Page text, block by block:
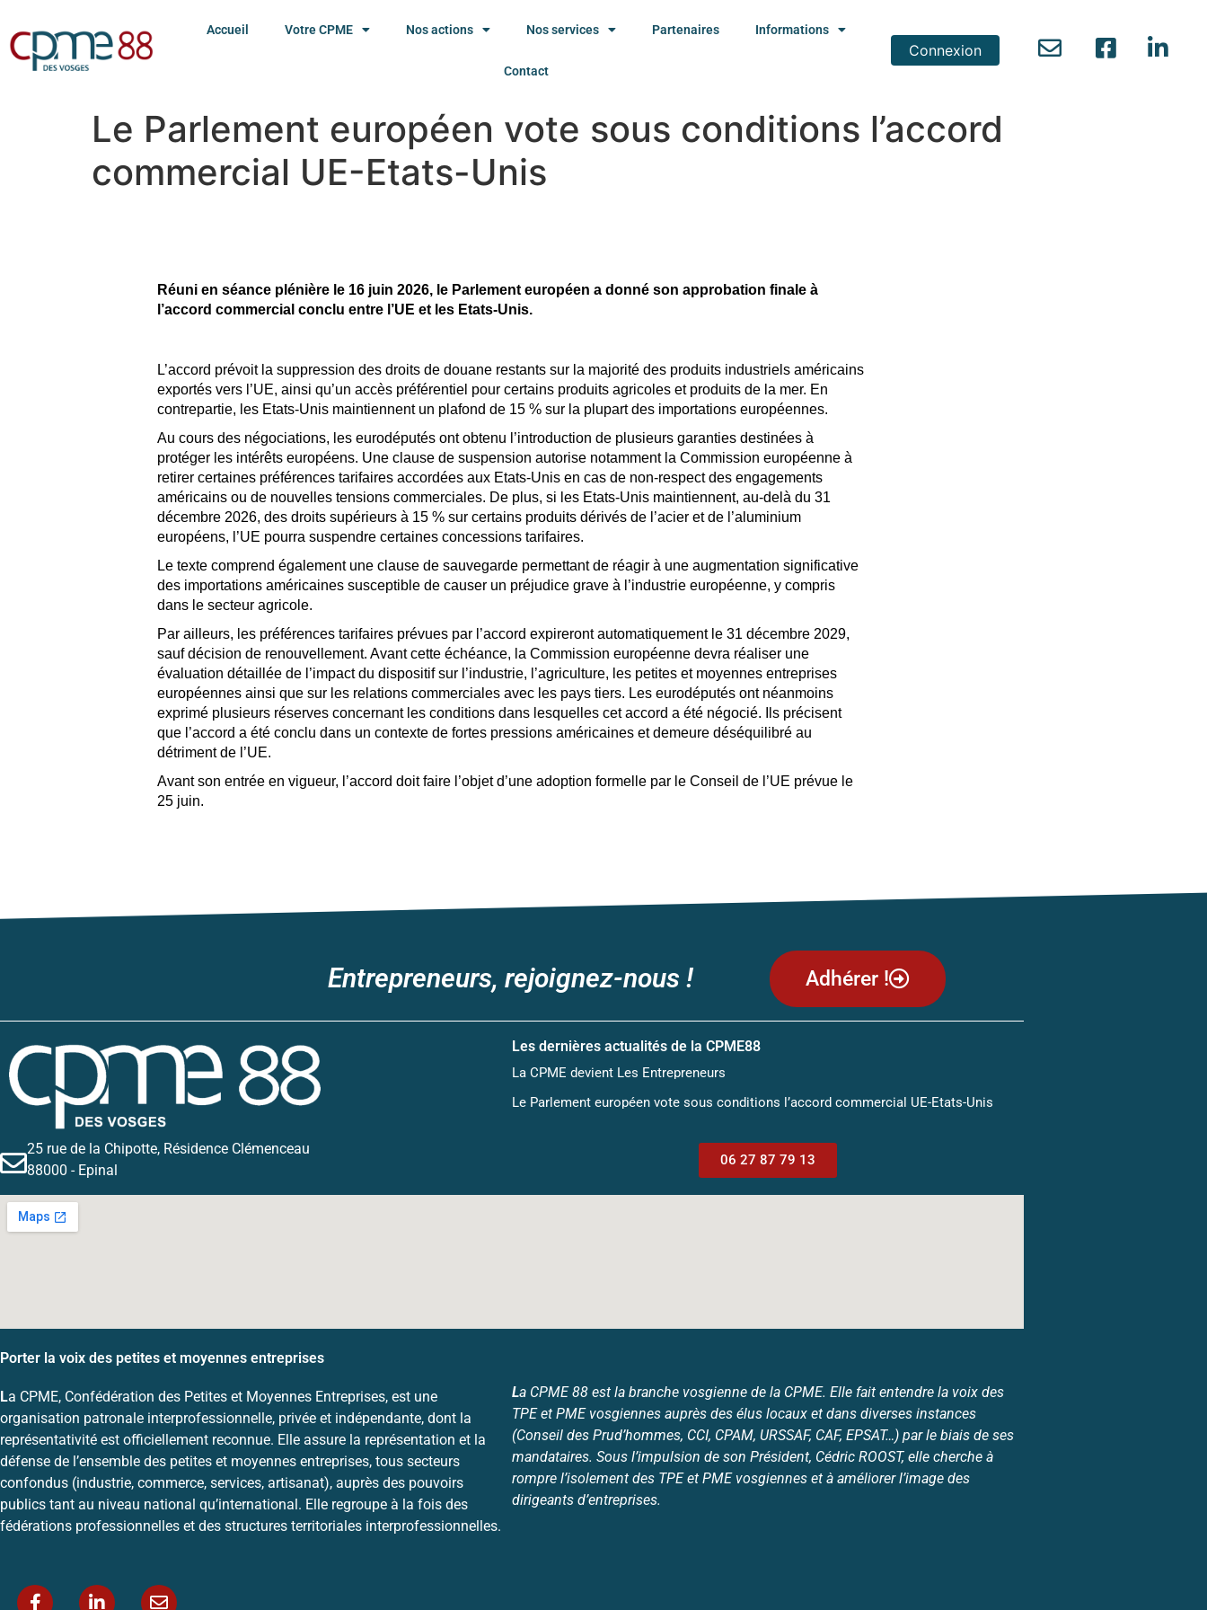
Accueil Votre CPME Nos actions Nos services Partenaires Informations
Contact
Connexion
Le Parlement européen vote sous conditions l’accord
commercial UE-Etats-Unis
Réuni en séance plénière le 16 juin 2026, le Parlement européen a donné son approbation finale à
l’accord commercial conclu entre l’UE et les Etats-Unis.
L’accord prévoit la suppression des droits de douane restants sur la majorité des produits industriels américains
exportés vers l’UE, ainsi qu’un accès préférentiel pour certains produits agricoles et produits de la mer. En
contrepartie, les Etats-Unis maintiennent un plafond de 15 % sur la plupart des importations européennes.
Au cours des négociations, les eurodéputés ont obtenu l’introduction de plusieurs garanties destinées à
protéger les intérêts européens. Une clause de suspension autorise notamment la Commission européenne à
retirer certaines préférences tarifaires accordées aux Etats-Unis en cas de non-respect des engagements
américains ou de nouvelles tensions commerciales. De plus, si les Etats-Unis maintiennent, au-delà du 31
décembre 2026, des droits supérieurs à 15 % sur certains produits dérivés de l’acier et de l’aluminium
européens, l’UE pourra suspendre certaines concessions tarifaires.
Le texte comprend également une clause de sauvegarde permettant de réagir à une augmentation significative
des importations américaines susceptible de causer un préjudice grave à l’industrie européenne, y compris
dans le secteur agricole.
Par ailleurs, les préférences tarifaires prévues par l’accord expireront automatiquement le 31 décembre 2029,
sauf décision de renouvellement. Avant cette échéance, la Commission européenne devra réaliser une
évaluation détaillée de l’impact du dispositif sur l’industrie, l’agriculture, les petites et moyennes entreprises
européennes ainsi que sur les relations commerciales avec les pays tiers. Les eurodéputés ont néanmoins
exprimé plusieurs réserves concernant les conditions dans lesquelles cet accord a été négocié. Ils précisent
que l’accord a été conclu dans un contexte de fortes pressions américaines et demeure déséquilibré au
détriment de l’UE.
Avant son entrée en vigueur, l’accord doit faire l’objet d’une adoption formelle par le Conseil de l’UE prévue le
25 juin.
Entrepreneurs, rejoignez-nous ! Adhérer !
Les dernières actualités de la CPME88
La CPME devient Les Entrepreneurs
Le Parlement européen vote sous conditions l’accord commercial UE-Etats-Unis
25 rue de la Chipotte, Résidence Clémenceau
88000 - Epinal
06 27 87 79 13
Porter la voix des petites et moyennes entreprises
La CPME, Confédération des Petites et Moyennes Entreprises, est une
organisation patronale interprofessionnelle, privée et indépendante, dont la
représentativité est officiellement reconnue. Elle assure la représentation et la
défense de l’ensemble des petites et moyennes entreprises, tous secteurs
confondus (industrie, commerce, services, artisanat), auprès des pouvoirs
publics tant au niveau national qu’international. Elle regroupe à la fois des
fédérations professionnelles et des structures territoriales interprofessionnelles.
La CPME 88 est la branche vosgienne de la CPME. Elle fait entendre la voix des
TPE et PME vosgiennes auprès des élus locaux et dans diverses instances
(Conseil des Prud’hommes, CCI, CPAM, URSSAF, CAF, EPSAT…) par le biais de ses
mandataires. Sous l’impulsion de son Président, Cédric ROOST, elle cherche à
rompre l’isolement des TPE et PME vosgiennes et à améliorer l’image des
dirigeants d’entreprises.